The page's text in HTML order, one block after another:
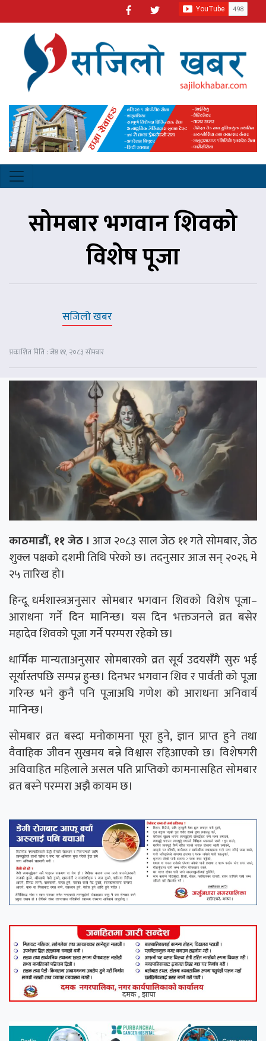
सोमबार भगवान शिवको
विशेष पूजा
सजिलो खबर
प्रकाशित मिति : जेष्ठ ११, २०८३ सोमबार
काठमाडौं, ११ जेठ । आज २०८३ साल जेठ ११ गते सोमबार, जेठ
शुक्ल पक्षको दशमी तिथि परेको छ। तदनुसार आज सन् २०२६ मे
२५ तारिख हो।
हिन्दू धर्मशास्त्रअनुसार सोमबार भगवान शिवको विशेष पूजा–
आराधना गर्ने दिन मानिन्छ। यस दिन भक्तजनले व्रत बसेर
महादेव शिवको पूजा गर्ने परम्परा रहेको छ।
धार्मिक मान्यताअनुसार सोमबारको व्रत सूर्य उदयसँगै सुरु भई
सूर्यास्तपछि सम्पन्न हुन्छ। दिनभर भगवान शिव र पार्वती को पूजा
गरिन्छ भने कुनै पनि पूजाअघि गणेश को आराधना अनिवार्य
मानिन्छ।
सोमबार व्रत बस्दा मनोकामना पूरा हुने, ज्ञान प्राप्त हुने तथा
वैवाहिक जीवन सुखमय बन्ने विश्वास रहिआएको छ। विशेषगरी
अविवाहित महिलाले असल पति प्राप्तिको कामनासहित सोमबार
व्रत बस्ने परम्परा अझै कायम छ।